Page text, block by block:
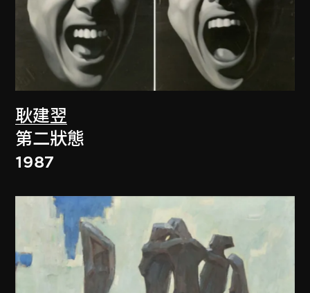
耿建翌
第二狀態
1987